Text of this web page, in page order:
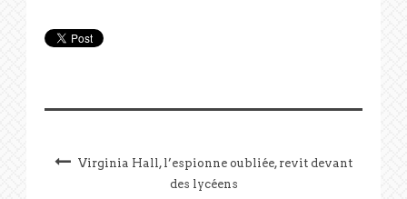
Virginia Hall, l’espionne oubliée, revit devant
des lycéens